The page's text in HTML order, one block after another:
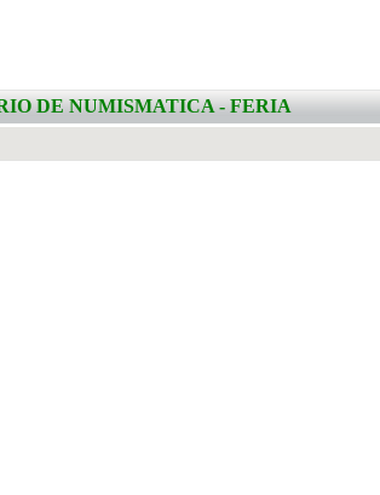
DE NUMISMATICA - FERIA